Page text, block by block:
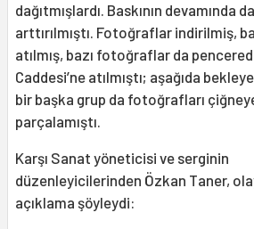
dağıtmışlardı. Baskının devamında
arttırılmıştı. Fotoğraflar indirilmiş,
atılmış, bazı fotoğraflar da
Caddesi’ne atılmıştı; aşağıda
bir başka grup da fotoğrafları
parçalamıştı.
Karşı Sanat yöneticisi ve serginin
düzenleyicilerinden Özkan Taner,
açıklama şöyleydi: